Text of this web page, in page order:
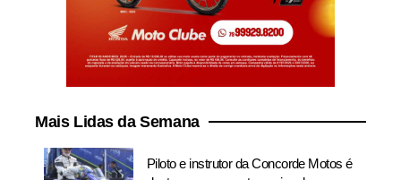
Mais Lidas da Semana
Piloto e instrutor da Concorde Motos é